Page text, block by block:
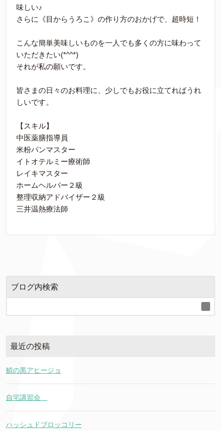
味しい♪
さらに《目からうろこ》の作り方のおかげで、超時短！
こんな簡単美味しいものを一人でも多くの方に味わって
いただきたい(*^^*)
それが私の願いです。
皆さまの日々のお料理に、少しでもお役に立てればうれ
しいです。
【スキル】
中医薬膳指導員
米粉パンマスター
イトオテルミー療術師
レイキマスター
ホームヘルパー２級
整理収納アドバイザー２級
三井温熱療法師
ブログ内検索
最近の投稿
鯖の黒アヒージョ
自宅講習会
ハッシュドブロッコリー